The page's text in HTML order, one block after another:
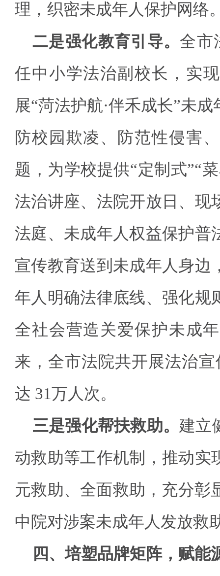
理，织密未成年人保护网络
二是强化教育引导。 全市
任中小学法治副校长，实
展“菏法护航·伴禾成长”未
防校园欺凌、防范性侵害
题，为学校提供“定制式”“
法治讲座、法院开放日、现
法庭、未成年人权益保护普
宣传教育送到未成年人身边
年人明确法律底线、强化规
全社会营造关爱保护未成
来，全市法院共开展法治
达 31万人次。
三是强化帮扶救助。 建立
动救助等工作机制，推动实
元救助、全面救助，充分彰
中院对涉案未成年人发放救
四、培塑品牌矩阵，赋能